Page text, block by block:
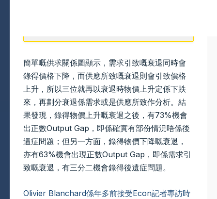
簡單嘅供求關係圖顯示，需求引致嘅衰退同時會
錄得價格下降，而供應所致嘅衰退則會引致價格
上升，所以三位就再以衰退時物價上升定係下跌
來，再劃分衰退係需求或是供應所致作分析。結
果發現，錄得物價上升嘅衰退之後，有73%機會
出正數Output Gap，即係確實有部份情況唔係後
遺症問題；但另一方面，錄得物價下降嘅衰退，
亦有63%機會出現正數Output Gap，即係需求引
致嘅衰退，有三分二機會錄得後遺症問題。
Olivier Blanchard係年多前接受Econ記者專訪時